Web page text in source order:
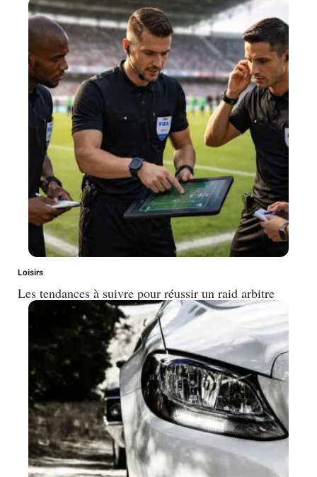
Loisirs
Les tendances à suivre pour réussir un raid arbitre